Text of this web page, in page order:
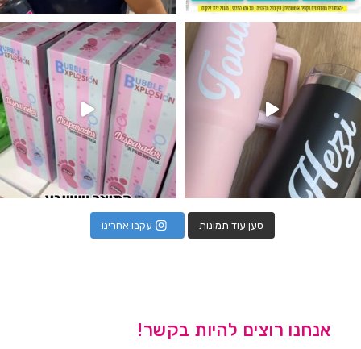
מטף לגילוי מין העובר חזר למלא
טען עוד תמונות עקבו אחרינו
אנחנו רוצים להיות בקשר!